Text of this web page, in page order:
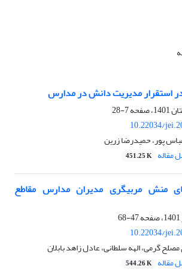
استقرار مدیریت دانش در مدارس
7-28
10.22034/
پور، حمیدرضا زرین
مقاله 451.25 K
منش مربیگری مدیران مدارس مقاطع
47-68
10.22034/
گرمی، الهه سلطانی، عادل زاهد بابلان
مقاله 544.26 K